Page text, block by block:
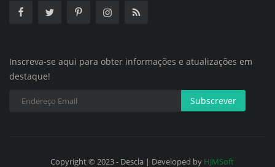
Inscreva-se aqui para obter informações e atualizações em
destaque!
Subscrever
Copyright © 2023 - Descla | Developed by HJMSoft